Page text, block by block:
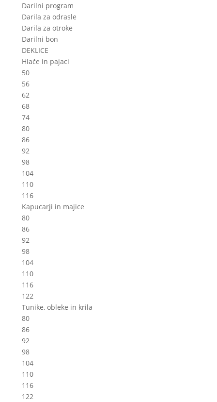
Darilni program
Darila za odrasle
Darila za otroke
Darilni bon
DEKLICE
Hlače in pajaci
50
56
62
68
74
80
86
92
98
104
110
116
Kapucarji in majice
80
86
92
98
104
110
116
122
Tunike, obleke in krila
80
86
92
98
104
110
116
122